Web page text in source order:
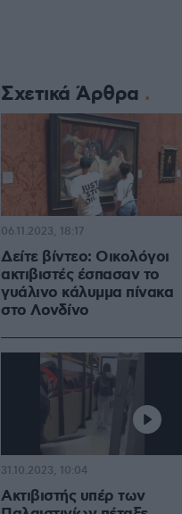
Σχετικά Άρθρα
Δείτε βίντεο: Οικολόγοι
ακτιβιστές έσπασαν το
γυάλινο κάλυμμα πίνακα
στο Λονδίνο
06.11.2023, 18:17
Ακτιβιστής υπέρ των
31.10.2023, 10:04